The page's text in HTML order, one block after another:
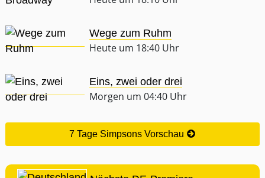
Wege zum Ruhm
Heute um 18:40 Uhr
Eins, zwei oder drei
Morgen um 04:40 Uhr
7 Tage Simpsons Vorschau